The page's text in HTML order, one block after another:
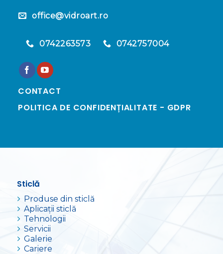
office@vidroart.ro
0742263573 0742757004
CONTACT
POLITICA DE CONFIDENȚIALITATE - GDPR
Sticlă
Produse din sticlă
Aplicații sticlă
Tehnologii
Servicii
Galerie
Cariere